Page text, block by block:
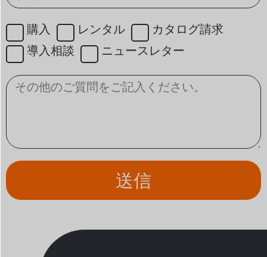
購入 レンタル
カタログ請求
導入相談
ニュースレター
送信